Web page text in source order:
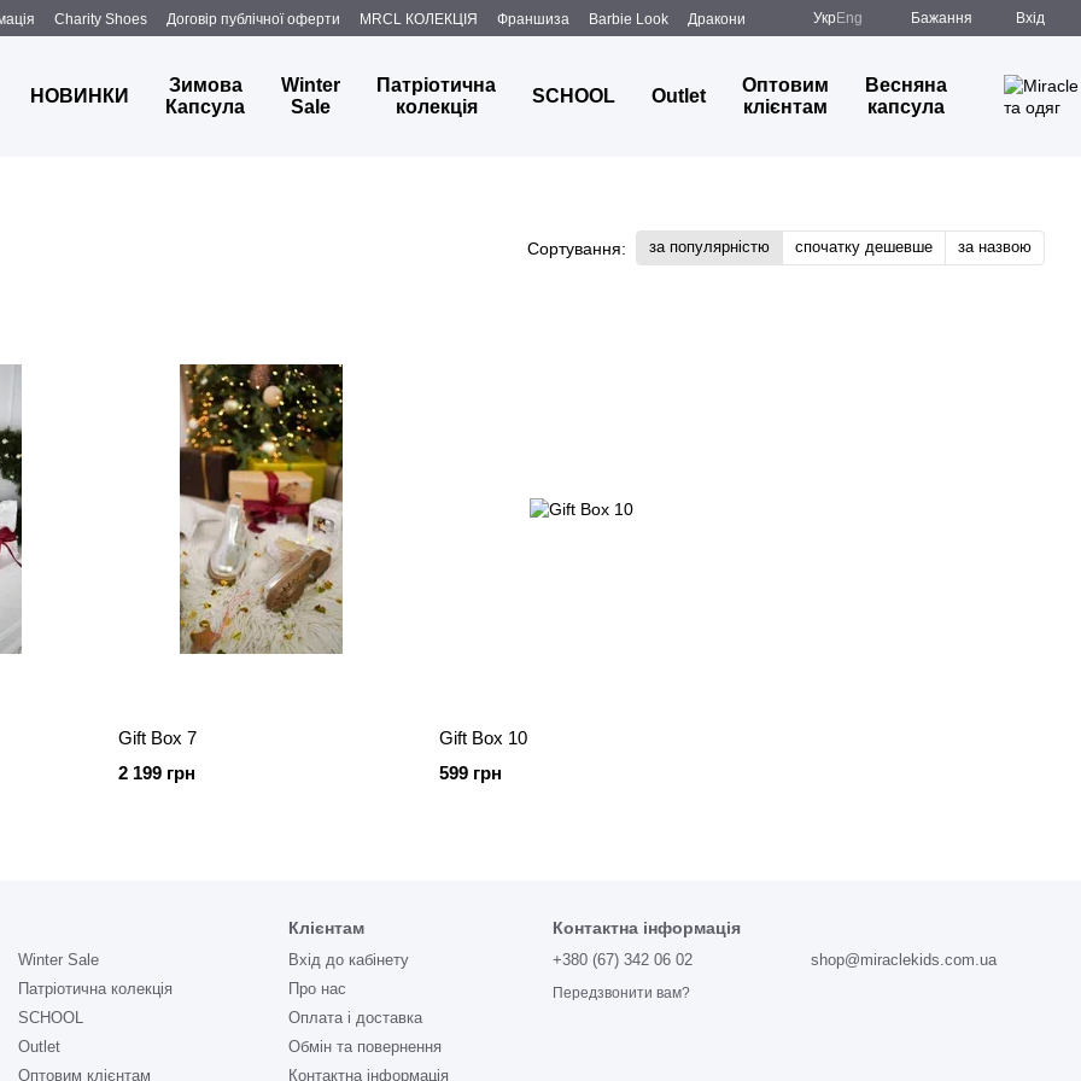
Charity Shoes Договір публічної оферти MRCL КОЛЕКЦІЯ Франшиза Barbie Look
Дракони
Укр Eng Бажання Вхід
НОВИНКИ
Зимова
Капсула
Winter
Sale
Патріотична
колекція
SCHOOL Outlet
Оптовим
клієнтам
Весняна
капсула
Сортування: за популярністю спочатку дешевше за назвою
Gift Box 7
2 199 грн
Gift Box 10
599 грн
Winter Sale
Патріотична колекція
SCHOOL
Outlet
Оптовим клієнтам
Клієнтам
Вхід до кабінету
Про нас
Оплата і доставка
Обмін та повернення
Контактна інформація
Контактна інформація
+380 (67) 342 06 02
Передзвонити вам?
shop@miraclekids.com.ua